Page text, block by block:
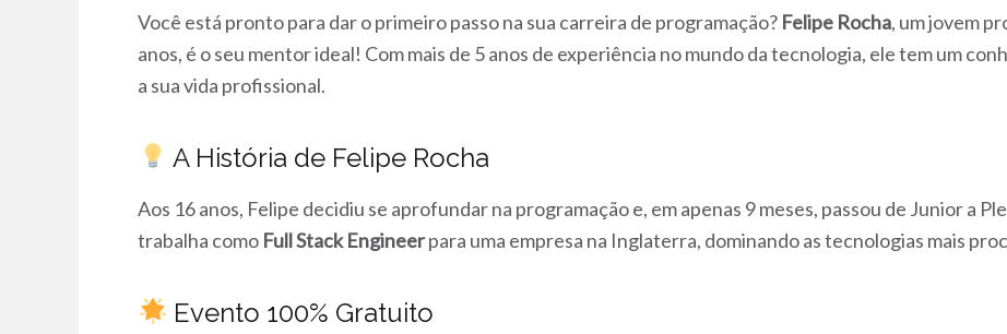
Você está pronto para dar o primeiro passo na sua carreira de programação? Felipe Rocha, um jovem
anos, é o seu mentor ideal! Com mais de 5 anos de experiência no mundo da tecnologia, ele tem um
a sua vida profissional.
A História de Felipe Rocha
Aos 16 anos, Felipe decidiu se aprofundar na programação e, em apenas 9 meses, passou de Junior a
trabalha como Full Stack Engineerpara uma empresa na Inglaterra, dominando as tecnologias mais
Evento 100% Gratuito